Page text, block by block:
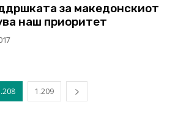
за македонскиот
наш приоритет
1.209